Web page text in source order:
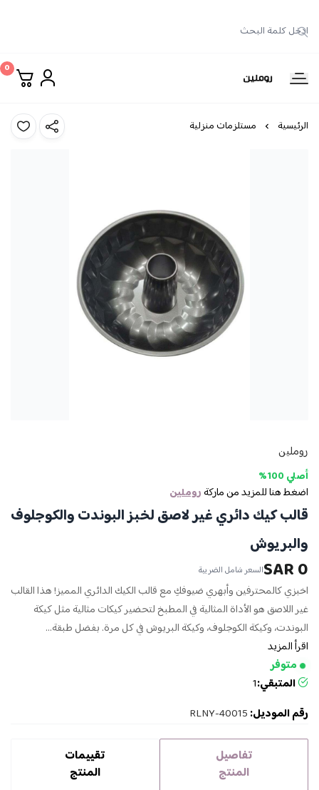
روملين
0
الرئيسية مستلزمات منزلية
روملين
أصلي 100%
اضغط هنا للمزيد من ماركةروملين
قالب كيك دائري غير لاصق لخبز البوندت والكوجلوف
والبريوش
0 SAR السعر شامل الضريبة
اخبزي كالمحترفين وأبهري ضيوفكِ مع قالب الكيك الدائري المميز! هذا القالب
غير اللاصق هو الأداة المثالية في المطبخ لتحضير كيكات مثالية مثل كيكة
البوندت، وكيكة الكوجلوف، وكيكة البريوش في كل مرة. بفضل طبقة...
اقرأ المزيد
متوفر
المتبقي:1
رقم الموديل: RLNY-40015
تفاصيل
المنتج
تقييمات
المنتج